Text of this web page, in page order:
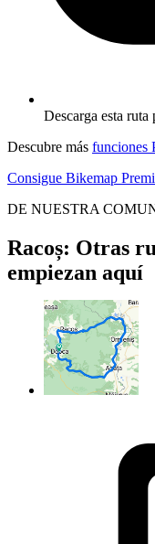
Descarga esta
Descubre más funciones
Consigue Bikemap
DE NUESTRA
Racoș: Otras
empiezan aquí